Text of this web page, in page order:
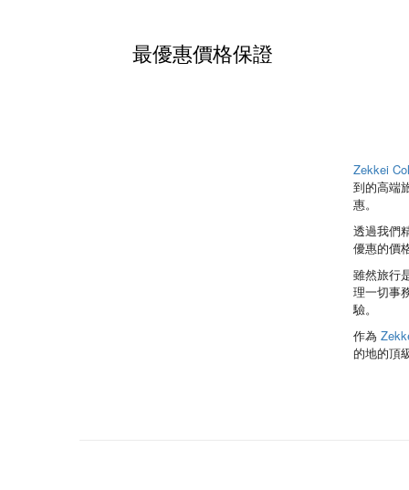
最優惠價格保證
Zekkei
到的高端
惠。
透過我們
優惠的價
雖然旅行
理一切事
驗。
作為
的地的頂